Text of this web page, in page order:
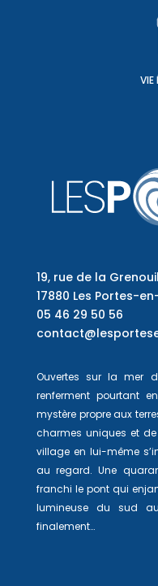
VIE
19, rue de la
17880 Les Portes-
05 46 29 50 56
Ouvertes sur la mer
renferment pourtant
mystère propre aux
charmes uniques et
village en lui-même
au regard. Une
franchi le pont qui
lumineuse du sud
finalement…